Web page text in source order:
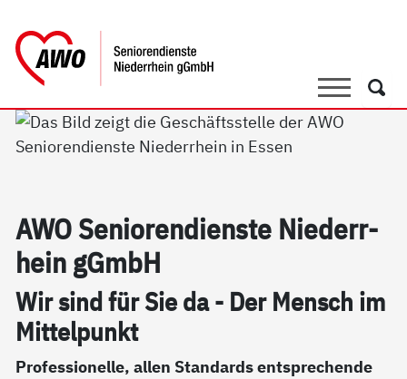
SucheSuche
AWO Se­nio­ren­di­ens­te Nie­der­r­
hein gGmbH
Wir sind für Sie da - Der Mensch im
Mit­tel­punkt
Professionelle, allen Standards entsprechende